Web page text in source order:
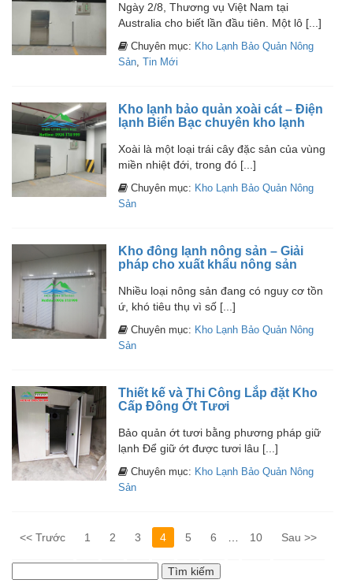
Ngày 2/8, Thương vụ Việt Nam tại
Australia cho biết lần đầu tiên. Một lô [...]
Chuyên mục: Kho Lạnh Bảo Quản Nông
Sản, Tin Mới
Kho lạnh bảo quản xoài cát – Điện
lạnh Biển Bạc chuyên kho lạnh
Xoài là một loại trái cây đặc sản của vùng
miền nhiệt đới, trong đó [...]
Chuyên mục: Kho Lạnh Bảo Quản Nông
Sản
Kho đông lạnh nông sản – Giải
pháp cho xuất khẩu nông sản
Nhiều loại nông sản đang có nguy cơ tồn
ứ, khó tiêu thụ vì số [...]
Chuyên mục: Kho Lạnh Bảo Quản Nông
Sản
Thiết kế và Thi Công Lắp đặt Kho
Cấp Đông Ớt Tươi
Bảo quản ớt tươi bằng phương pháp giữ
lạnh Để giữ ớt được tươi lâu [...]
Chuyên mục: Kho Lạnh Bảo Quản Nông
Sản
<< Trước 1 2 3 4 5 6 10 Sau >>
kiếm